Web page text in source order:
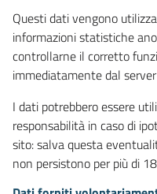
Questi dati vengono
informazioni statistiche
controllarne il corretto
immediatamente dal
I dati potrebbero essere
responsabilità in caso di
sito: salva questa
non persistono per più di